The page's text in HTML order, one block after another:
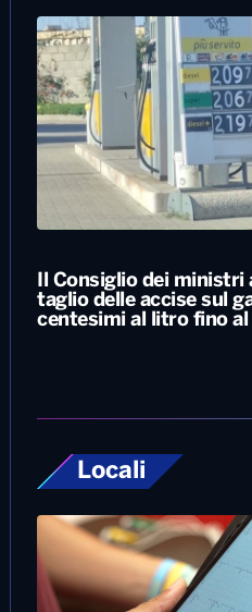
Il Consiglio dei ministri
taglio delle accise sul
centesimi al litro fino al
Locali